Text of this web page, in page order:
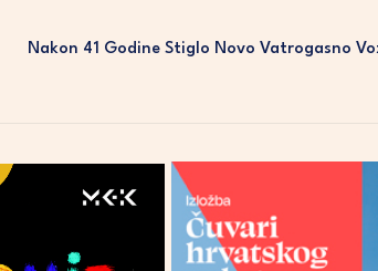
Nakon 41 Godine Stiglo Novo Vatrogasno